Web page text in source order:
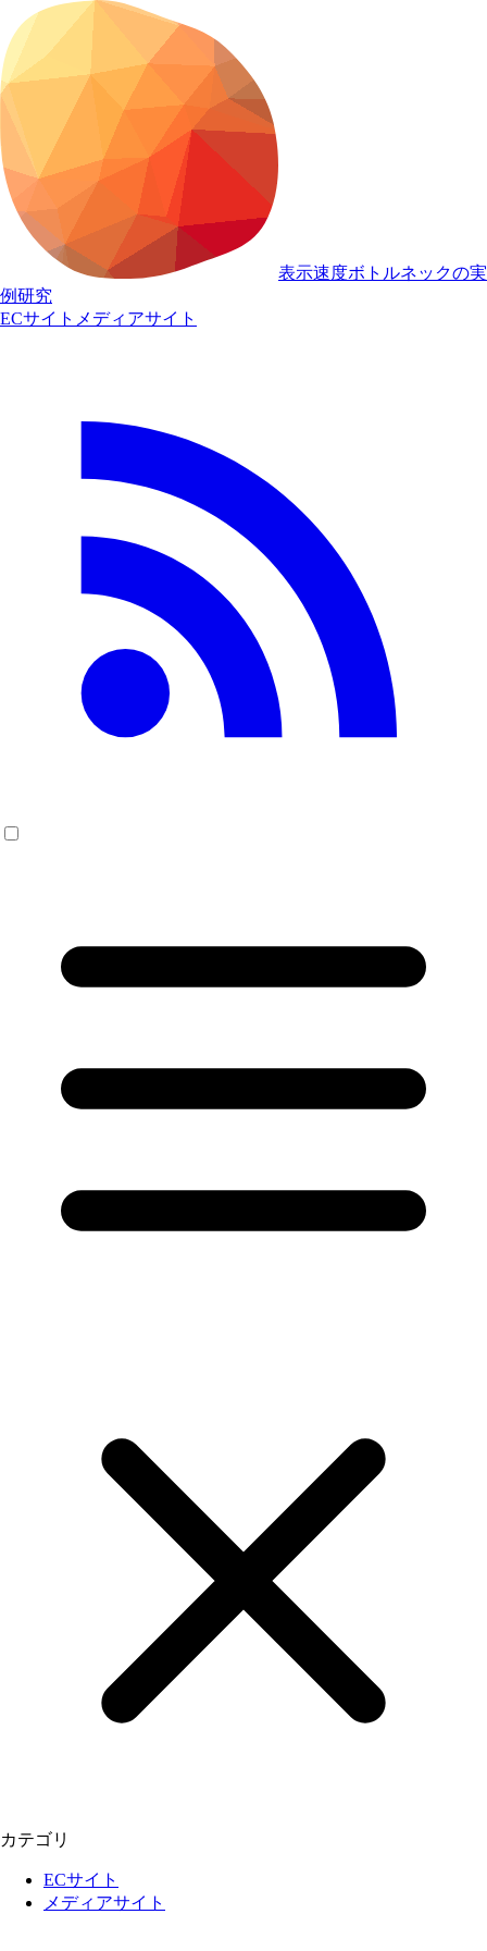
表示速度ボトルネックの実
例研究
ECサイト メディアサイト
カテゴリ
ECサイト
メディアサイト